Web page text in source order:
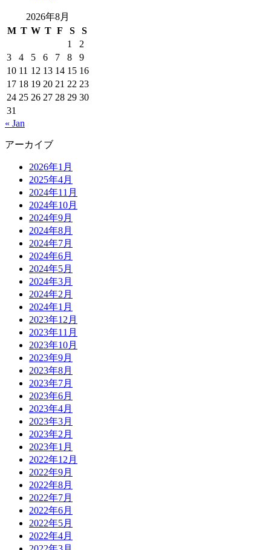
2026年8月
M T W T F S
S
1
2
3
4 5 6 7 8
9
10 11 12 13 14 15 16
17 18 19 20 21 22 23
24 25 26 27 28 29 30
31
« Jan
アーカイブ
2026年1月
2025年4月
2024年11月
2024年10月
2024年9月
2024年8月
2024年7月
2024年6月
2024年5月
2024年3月
2024年2月
2024年1月
2023年12月
2023年11月
2023年10月
2023年9月
2023年8月
2023年7月
2023年6月
2023年4月
2023年3月
2023年2月
2023年1月
2022年12月
2022年9月
2022年8月
2022年7月
2022年6月
2022年5月
2022年4月